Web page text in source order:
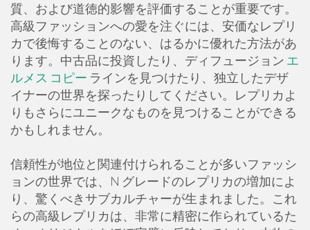
質、および道徳的影響を評価することが重要です。
高級ファッションへの愛を注ぐには、安価なレプリ
カで後悔することのない、はるかに優れた方法があ
ります。中古品に投資したり、ディフュージョン エ
ルメス コピー ラインを見つけたり、独立したデザ
イナーの世界を探ったりしてください。レプリカよ
りもさらにユニークなものを見つけることができる
かもしれません。
信頼性が地位と関連付けられることが多いファッシ
ョンの世界では、N グレードのレプリカの増加によ
り、驚くべきサブカルチャーが生まれました。これ
らの高級レプリカは、非常に精密に作られているた